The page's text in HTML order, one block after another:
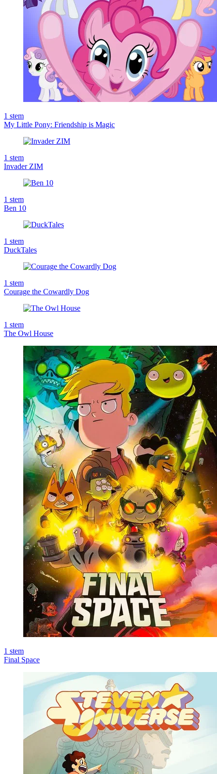
1 stem
My Little Pony: Friendship is Magic
1 stem
Invader ZIM
1 stem
Ben 10
1 stem
DuckTales
1 stem
Courage the Cowardly Dog
1 stem
The Owl House
1 stem
Final Space